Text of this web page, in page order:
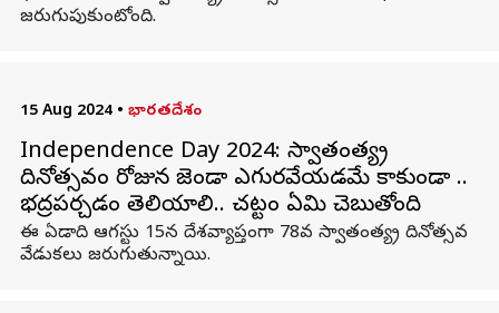
జరుగుపుకుంటోంది.
15 Aug 2024 • భారతదేశం
Independence Day 2024: స్వాతంత్య్ర
దినోత్సవం రోజున జెండా ఎగురవేయడమే కాకుండా ..
భద్రపర్చడం తెలియాలి.. చట్టం ఏమి చెబుతోంది
ఈ ఏడాది ఆగస్టు 15న దేశవ్యాప్తంగా 78వ స్వాతంత్య్ర దినోత్సవ
వేడుకలు జరుగుతున్నాయి.